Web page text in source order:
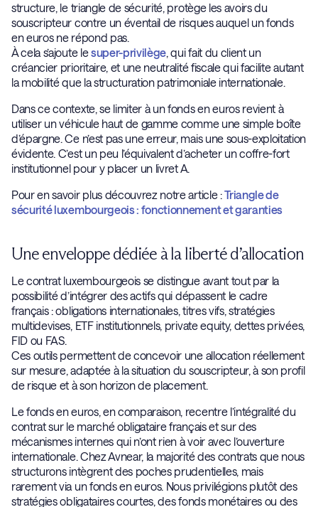
structure, le triangle de sécurité, protège les avoirs du
souscripteur contre un éventail de risques auquel un fonds
en euros ne répond pas.
À cela s’ajoute lesuper-privilège, qui fait du client un
créancier prioritaire, et une neutralité fiscale qui facilite autant
la mobilité que la structuration patrimoniale internationale.
Dans ce contexte, se limiter à un fonds en euros revient à
utiliser un véhicule haut de gamme comme une simple boîte
d’épargne. Ce n’est pas une erreur, mais une sous-exploitation
évidente. C’est un peu l’équivalent d’acheter un coffre-fort
institutionnel pour y placer un livret A.
Pour en savoir plus découvrez notre article :Triangle de
sécurité luxembourgeois : fonctionnement et garanties
Une enveloppe dédiée à la liberté d’allocation
Le contrat luxembourgeois se distingue avant tout par la
possibilité d’intégrer des actifs qui dépassent le cadre
français : obligations internationales, titres vifs, stratégies
multidevises, ETF institutionnels, private equity, dettes privées,
FID ou FAS.
Ces outils permettent de concevoir une allocation réellement
sur mesure, adaptée à la situation du souscripteur, à son profil
de risque et à son horizon de placement.
Le fonds en euros, en comparaison, recentre l’intégralité du
contrat sur le marché obligataire français et sur des
mécanismes internes qui n’ont rien à voir avec l’ouverture
internationale. Chez Avnear, la majorité des contrats que nous
structurons intègrent des poches prudentielles, mais
rarement via un fonds en euros. Nous privilégions plutôt des
stratégies obligataires courtes, des fonds monétaires ou des